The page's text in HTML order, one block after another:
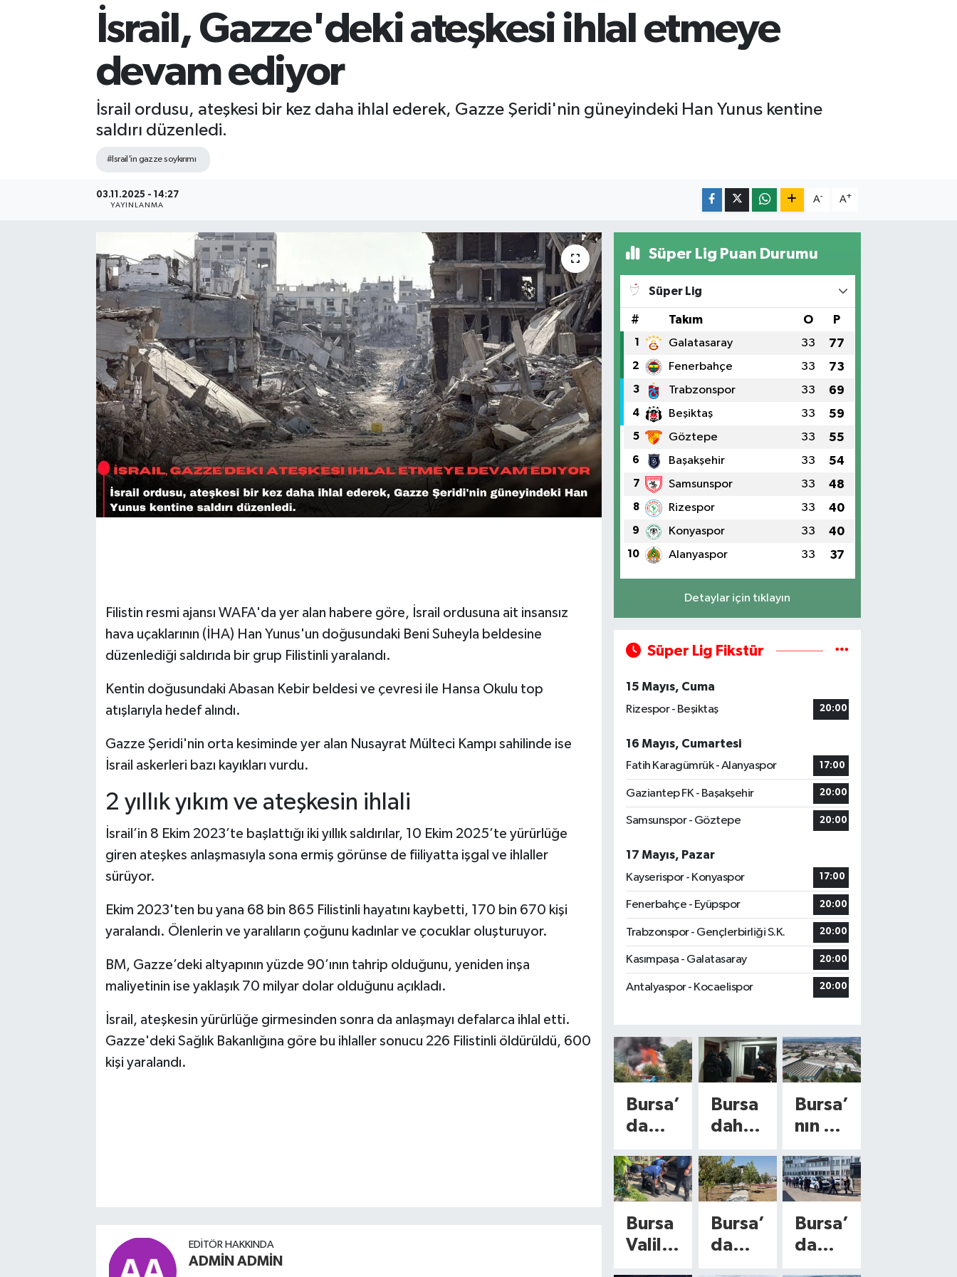
İsrail, Gazze'deki ateşkesi ihlal etmeye
devam ediyor
İsrail ordusu, ateşkesi bir kez daha ihlal ederek, Gazze Şeridi'nin güneyindeki Han Yunus kentine
saldırı düzenledi.
#Israil'in gazze soykırımı
03.11.2025 - 14:27
YAYINLANMA
A- A+
Filistin resmi ajansı WAFA'da yer alan habere göre, İsrail ordusuna ait insansız
hava uçaklarının (İHA) Han Yunus'un doğusundaki Beni Suheyla beldesine
düzenlediği saldırıda bir grup Filistinli yaralandı.
Kentin doğusundaki Abasan Kebir beldesi ve çevresi ile Hansa Okulu top
atışlarıyla hedef alındı.
Gazze Şeridi'nin orta kesiminde yer alan Nusayrat Mülteci Kampı sahilinde ise
İsrail askerleri bazı kayıkları vurdu.
2 yıllık yıkım ve ateşkesin ihlali
İsrail’in 8 Ekim 2023’te başlattığı iki yıllık saldırılar, 10 Ekim 2025’te yürürlüğe
giren ateşkes anlaşmasıyla sona ermiş görünse de fiiliyatta işgal ve ihlaller
sürüyor.
Ekim 2023'ten bu yana 68 bin 865 Filistinli hayatını kaybetti, 170 bin 670 kişi
yaralandı. Ölenlerin ve yaralıların çoğunu kadınlar ve çocuklar oluşturuyor.
BM, Gazze’deki altyapının yüzde 90’ının tahrip olduğunu, yeniden inşa
maliyetinin ise yaklaşık 70 milyar dolar olduğunu açıkladı.
İsrail, ateşkesin yürürlüğe girmesinden sonra da anlaşmayı defalarca ihlal etti.
Gazze'deki Sağlık Bakanlığına göre bu ihlaller sonucu 226 Filistinli öldürüldü, 600
kişi yaralandı.
EDITÖR HAKKINDA
ADMİN ADMİN
Süper Lig Puan Durumu
Süper Lig
# Takım O P
1 Galatasaray 33 77
2 Fenerbahçe 33 73
3 Trabzonspor 33 69
4 Beşiktaş 33 59
5 Göztepe 33 55
6 Başakşehir 33 54
7 Samsunspor 33 48
8 Rizespor 33 40
9 Konyaspor 33 40
10 Alanyaspor 33 37
Detaylar için tıklayın
Süper Lig Fikstür
15 Mayıs, Cuma
Rizespor - Beşiktaş
20:00
16 Mayıs, Cumartesi
Fatih Karagümrük - Alanyaspor
17:00
Gaziantep FK - Başakşehir 20:00
Samsunspor - Göztepe 20:00
17 Mayıs, Pazar
Kayserispor - Konyaspor
17:00
Fenerbahçe - Eyüpspor 20:00
Trabzonspor - Gençlerbirliği S.K. 20:00
Kasımpaşa - Galatasaray 20:00
Antalyaspor - Kocaelispor 20:00
Bursa’
da
tan
yangı
n!
Otluk
aland
Bursa
dahil
ilde
dev
DEAŞ
opera
syonu
Bursa’
nın 58
devin
den
piyas
ayı
harek
Bursa
Valiliğ
Bursa’
da
Bursa’
da